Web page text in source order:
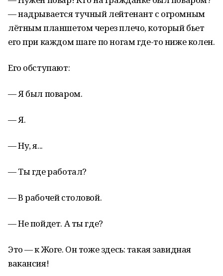
— надрывается тучный лейтенант с огромным
лётным планшетом через плечо, который бьет
его при каждом шаге по ногам где-то ниже колен.
Его обступают:
— Я был поваром.
— Я.
— Ну, я...
— Ты где работал?
— В рабочей столовой.
— Не пойдет. А ты где?
Это — к Жоге. Он тоже здесь: такая завидная
вакансия!